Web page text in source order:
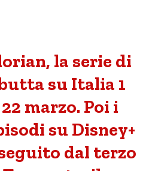
la serie di
su Italia 1
marzo. Poi i
su Disney+
dal terzo